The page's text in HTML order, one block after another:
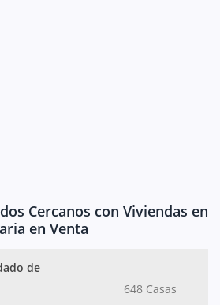
Cercanos con Viviendas en
en Venta
de
648 Casas